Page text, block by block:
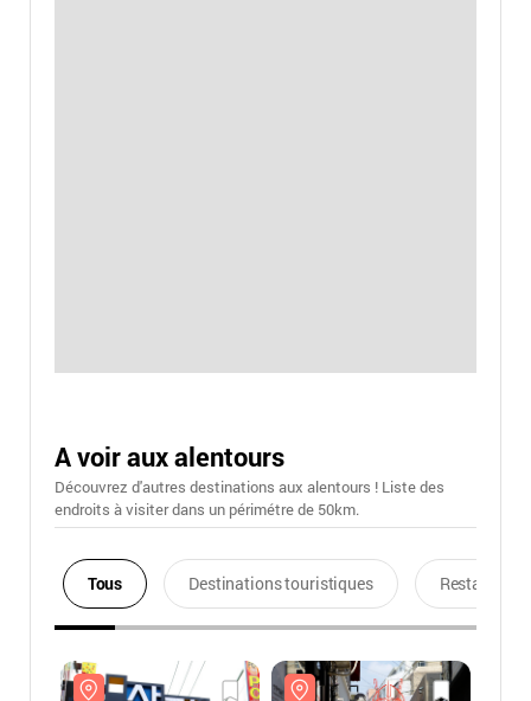
A voir aux alentours
Découvrez d'autres destinations aux alentours ! Liste des
endroits à visiter dans un périmétre de 50km.
Tous Destinations touristiques Restaurants